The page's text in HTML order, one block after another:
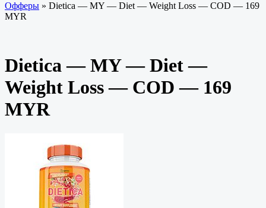
Офферы » Dietica — MY — Diet — Weight Loss — COD — 169
MYR
Dietica — MY — Diet —
Weight Loss — COD — 169
MYR